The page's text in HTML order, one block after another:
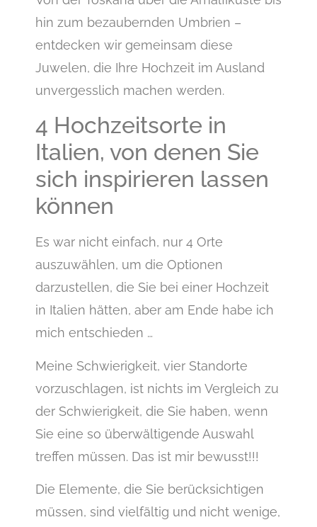
hin zum bezaubernden Umbrien –
entdecken wir gemeinsam diese
Juwelen, die Ihre Hochzeit im Ausland
unvergesslich machen werden.
4 Hochzeitsorte in
Italien, von denen Sie
sich inspirieren lassen
können
Es war nicht einfach, nur 4 Orte
auszuwählen, um die Optionen
darzustellen, die Sie bei einer Hochzeit
in Italien hätten, aber am Ende habe ich
mich entschieden …
Meine Schwierigkeit, vier Standorte
vorzuschlagen, ist nichts im Vergleich zu
der Schwierigkeit, die Sie haben, wenn
Sie eine so überwältigende Auswahl
treffen müssen. Das ist mir bewusst!!!
Die Elemente, die Sie berücksichtigen
müssen, sind vielfältig und nicht wenige,